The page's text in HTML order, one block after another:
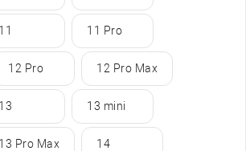
11 11 Pro
12 Pro 12 Pro Max
13 13 mini
13 Pro Max 14